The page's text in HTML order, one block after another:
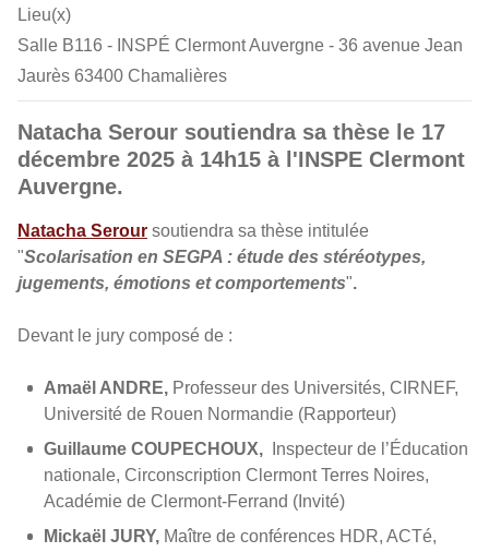
Lieu(x)
Salle B116 - INSPÉ Clermont Auvergne - 36 avenue Jean
Jaurès 63400 Chamalières
Natacha Serour soutiendra sa thèse le 17
décembre 2025 à 14h15 à l'INSPE Clermont
Auvergne.
Natacha Serour soutiendra sa thèse intitulée
"Scolarisation en SEGPA : étude des stéréotypes,
jugements, émotions et comportements".
Devant le jury composé de :
Amaël ANDRE, Professeur des Universités, CIRNEF,
Université de Rouen Normandie (Rapporteur)
Guillaume COUPECHOUX,
Inspecteur de l’Éducation
nationale, Circonscription Clermont Terres Noires,
Académie de Clermont-Ferrand (Invité)
Mickaël JURY, Maître de conférences HDR, ACTé,